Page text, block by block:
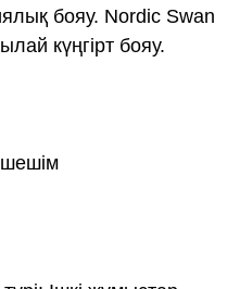
бояу. Nordic Swan
күңгірт бояу.
шешім